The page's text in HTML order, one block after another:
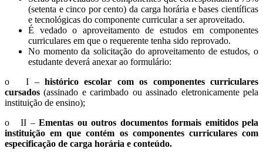
(setenta e cinco por cento) da carga horária e bases científicas
e tecnológicas do componente curricular a ser aproveitado.
É vedado o aproveitamento de estudos em componentes
curriculares em que o requerente tenha sido reprovado.
No momento da solicitação do aproveitamento de estudos, o
estudante deverá anexar ao formulário:
o I – histórico escolar com os componentes curriculares
cursados (assinado e carimbado ou assinado eletronicamente pela
instituição de ensino);
o II –Ementas ou outros documentos formais emitidos pela
instituição em que contém os componentes curriculares com
especificação de carga horária e conteúdo.